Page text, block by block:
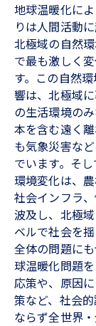
地球温暖化に
りは人間活動に
北極域の自然
で最も激しく
す。この自然
響は、北極域
の生活環境の
本を含む遠く
も気象災害な
でいます。そ
環境変化は、農
社会インフラ
波及し、北極
ベルで社会を
全体の問題に
球温暖化問題
応策や、原因
策など、社会
ならず全世界